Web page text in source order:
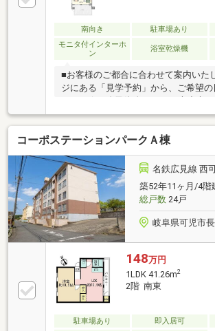
南向き 駐車場あり
モニタ付インターホ
ン
浴室乾燥機
■お客様のご都合に合わせて案内い
ジにある「見学予約」から、ご希望の
ださい☆＜自己資金０円でも大丈夫！
い！聞きたい！にスピード対応！＊
購入出来ます！【主なリノベーショ
ムキッチン交換(浄水器、食洗器付)・
換(浴室暖房乾燥機、追い炊き機能付
(温水洗浄便座付)・洗面化粧台交換(
付) ・建具交換・クロス貼替 ・フロ
替 ・CF貼替・シューズボックス交
換 ・分電盤交換・ハウスクリーニン
つき即日のご案内も可能！～
コーポステーションパークＡ棟
名鉄広見線 西
築52年11ヶ月/4階
総戸数24戸
岐阜県可児市長
148万円
1LDK 41.26m2
2階 南東
駐車場あり 即入居可